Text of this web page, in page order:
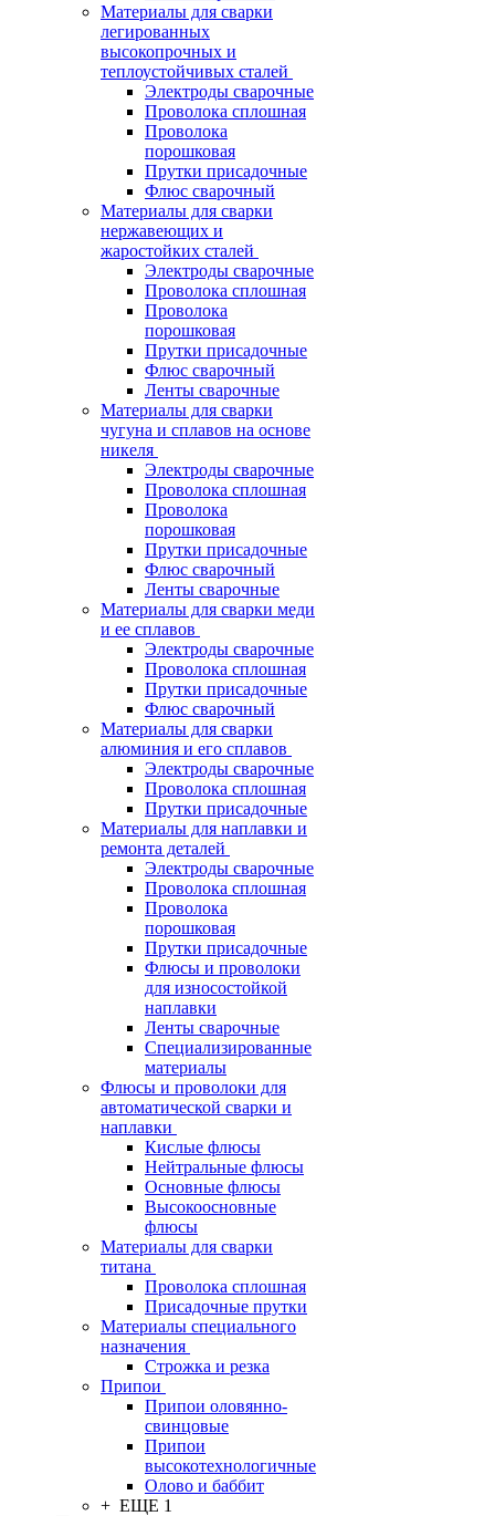
Материалы для сварки
легированных
высокопрочных и
теплоустойчивых сталей
Электроды сварочные
Проволока сплошная
Проволока
порошковая
Прутки присадочные
Флюс сварочный
Материалы для сварки
нержавеющих и
жаростойких сталей
Электроды сварочные
Проволока сплошная
Проволока
порошковая
Прутки присадочные
Флюс сварочный
Ленты сварочные
Материалы для сварки
чугуна и сплавов на основе
никеля
Электроды сварочные
Проволока сплошная
Проволока
порошковая
Прутки присадочные
Флюс сварочный
Ленты сварочные
Материалы для сварки меди
и ее сплавов
Электроды сварочные
Проволока сплошная
Прутки присадочные
Флюс сварочный
Материалы для сварки
алюминия и его сплавов
Электроды сварочные
Проволока сплошная
Прутки присадочные
Материалы для наплавки и
ремонта деталей
Электроды сварочные
Проволока сплошная
Проволока
порошковая
Прутки присадочные
Флюсы и проволоки
для износостойкой
наплавки
Ленты сварочные
Специализированные
материалы
Флюсы и проволоки для
автоматической сварки и
наплавки
Кислые флюсы
Нейтральные флюсы
Основные флюсы
Высокоосновные
флюсы
Материалы для сварки
титана
Проволока сплошная
Присадочные прутки
Материалы специального
назначения
Строжка и резка
Припои
Припои оловянно-
свинцовые
Припои
высокотехнологичные
Олово и баббит
+ ЕЩЕ 1